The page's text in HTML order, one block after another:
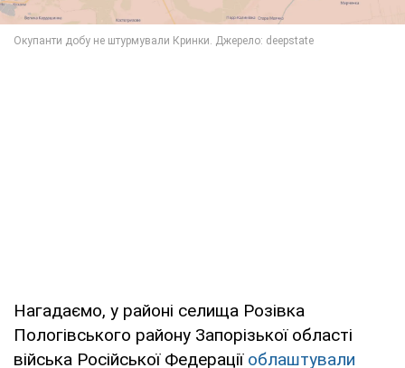
Нагадаємо, у районі селища Розівка
Пологівського району Запорізької області
війська Російської Федерації облаштували